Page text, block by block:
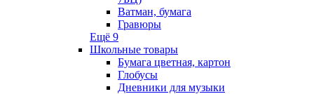
Ватман, бумага
Гравюры
Ещё 9
Школьные товары
Бумага цветная, картон
Глобусы
Дневники для музыки